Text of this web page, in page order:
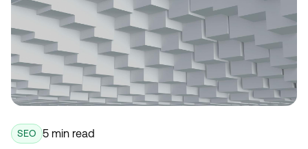
SEO 5 min read